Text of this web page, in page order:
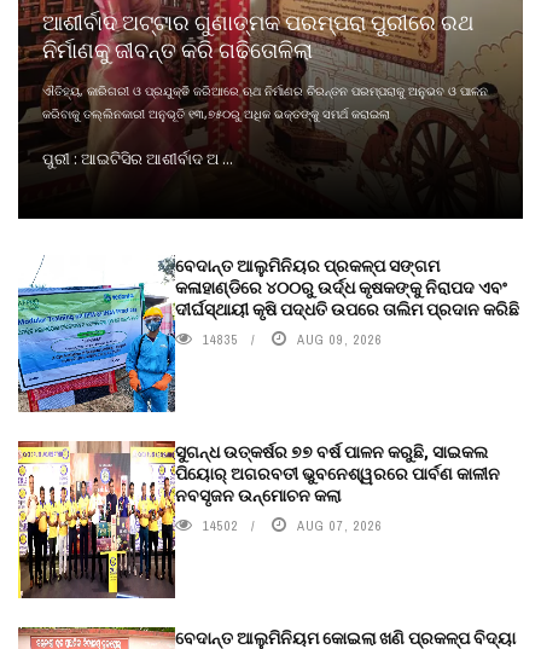
ଆଶୀର୍ବାଦ ଅଟ୍ଟାର ଗୁଣାତ୍ମକ ପରମ୍ପରା ପୁରୀରେ ରଥ
ନିର୍ମାଣକୁ ଜୀବନ୍ତ କରି ଗଢିତୋଳିଲା
ଐତିହ୍ୟ, କାରିଗରୀ ଓ ପ୍ରଯୁକ୍ତି ଜରିଆରେ ଋଥ ନିର୍ମାଣର ଚିରନ୍ତନ ପରମ୍ପରାକୁ ଅନୁଭବ ଓ ପାଳନ
କରିବାକୁ ତଲ୍ଲିନକାରୀ ଅନୁଭୂତି ୧୩,୭୫୦ରୁ ଅଧିକ ଭକ୍ତଙ୍କୁ ସମର୍ଥ କରାଇଲା
ପୁରୀ : ଆଇଟିସିର ଆଶୀର୍ବାଦ ଅ ...
ବେଦାନ୍ତ ଆଲୁମିନିୟର ପ୍ରକଳ୍ପ ସଙ୍ଗମ
କଳାହାଣ୍ଡିରେ ୪୦୦ରୁ ଉର୍ଦ୍ଧ କୃଷକଙ୍କୁ ନିରାପଦ ଏବଂ
ଦୀର୍ଘସ୍ଥାୟୀ କୃଷି ପଦ୍ଧତି ଉପରେ ତାଲିମ ପ୍ରଦାନ କରିଛି
14835 AUG 09, 2026
ସୁଗନ୍ଧ ଉତ୍କର୍ଷର ୭୭ ବର୍ଷ ପାଳନ କରୁଛି, ସାଇକଲ
ପିୟୋର୍‌ ଅଗରବତୀ ଭୁବନେଶ୍ୱରରେ ପାର୍ବଣ କାଳୀନ
ନବସୃଜନ ଉନ୍ମୋଚନ କଲା
14502 AUG 07, 2026
ବେଦାନ୍ତ ଆଲୁମିନିୟମ କୋଇଲା ଖଣି ପ୍ରକଳ୍ପ ବିଦ୍ୟା